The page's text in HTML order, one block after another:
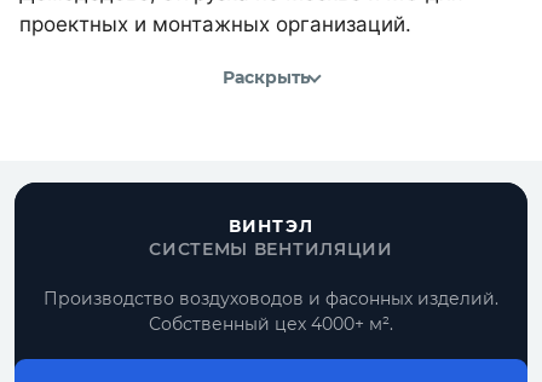
проектных и монтажных организаций.
Раскрыть
ВИНТЭЛ
СИСТЕМЫ ВЕНТИЛЯЦИИ
Производство воздуховодов и фасонных изделий.
Собственный цех 4000+ м².